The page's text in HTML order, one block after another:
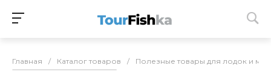
Главная / Каталог товаров / Полезные товары для лодок и